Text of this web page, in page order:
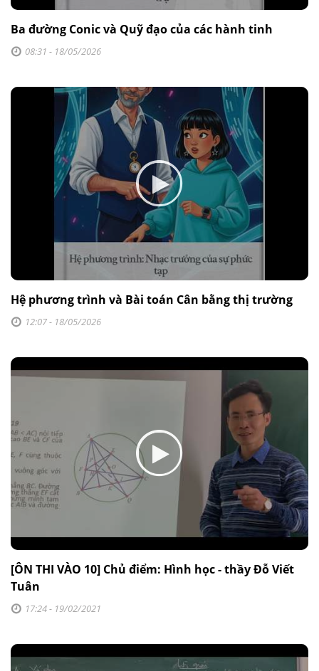
Ba đường Conic và Quỹ đạo của các hành tinh
08:31 - 18/05/2026
Hệ phương trình và Bài toán Cân bằng thị trường
12:07 - 18/05/2026
[ÔN THI VÀO 10] Chủ điểm: Hình học - thầy Đỗ Viết
Tuân
17:24 - 19/02/2021